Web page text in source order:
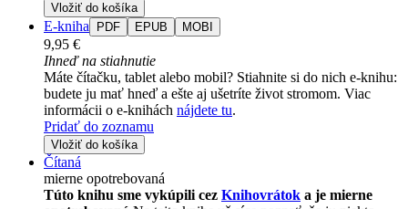
Vložiť do košíka
E-kniha PDF EPUB MOBI
9,95 €
Ihneď na stiahnutie
Máte čítačku, tablet alebo mobil? Stiahnite si do nich e-knihu:
budete ju mať hneď a ešte aj ušetríte život stromom. Viac
informácii o e-knihách nájdete tu.
Pridať do zoznamu
Vložiť do košíka
Čítaná
mierne opotrebovaná
Túto knihu sme vykúpili cez Knihovrátok a je mierne